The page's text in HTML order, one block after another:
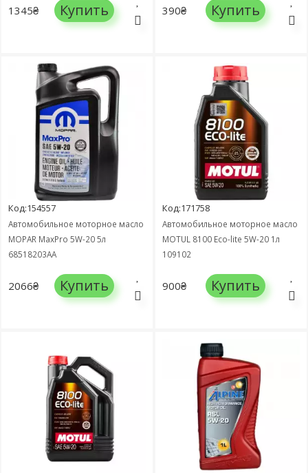
1345₴ Купить 390₴ Купить
Код:154557
Автомобильное моторное масло
MOPAR MaxPro 5W-20 5л
68518203AA
2066₴ Купить
Код:171758
Автомобильное моторное масло
MOTUL 8100 Eco-lite 5W-20 1л
109102
900₴ Купить